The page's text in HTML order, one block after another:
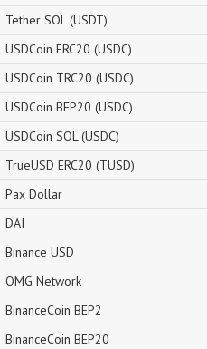
Tether SOL (USDT)
USDCoin ERC20 (USDC)
USDCoin TRC20 (USDC)
USDCoin BEP20 (USDC)
USDCoin SOL (USDC)
TrueUSD ERC20 (TUSD)
Pax Dollar
DAI
Binance USD
OMG Network
BinanceCoin BEP2
BinanceCoin BEP20